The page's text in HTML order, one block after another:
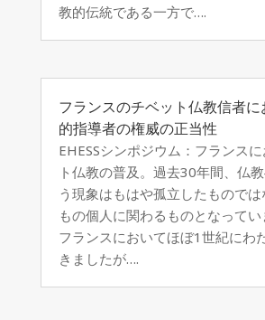
教的伝統である一方で….
フランスのチベット仏教信者に
的指導者の権威の正当性
EHESSシンポジウム：フランス
ト仏教の普及。過去30年間、仏
う現象はもはや孤立したものでは
もの個人に関わるものとなって
フランスにおいてほぼ1世紀にわ
きましたが….